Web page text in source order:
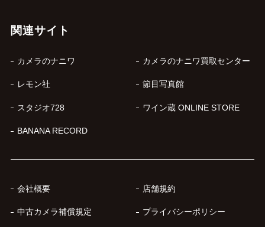
関連サイト
カメラのナニワ カメラのナニワ買取センター
レモン社 節目写真館
スタジオ728 ワイン蔵 ONLINE STORE
BANANA RECORD
会社概要 店舗規約
中古カメラ補償規定 プライバシーポリシー